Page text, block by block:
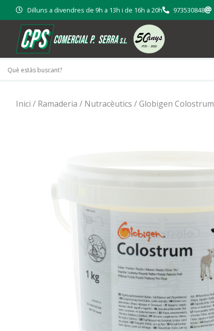
Dilluns a divendres de 9h a 13h i de 16h a 20h 973530848
Inici / Ramaderia / Nutracèutics / Globigen Colostrum